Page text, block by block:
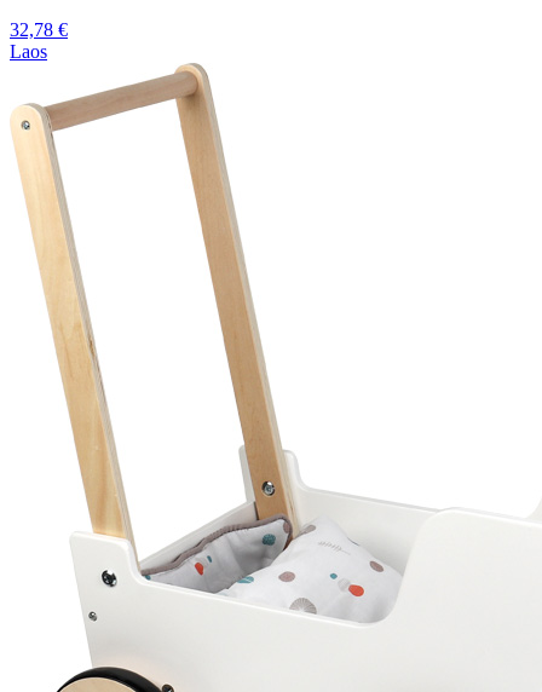
32,78 €
Laos